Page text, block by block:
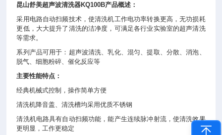
昆山舒美超声波清洗器KQ100B产品概述：
采用电路自动扫频技术，使清洗机工作电功率转换更高，无功损耗
更低，大大提升了清洗的洁净度，可满足各行业实验室的超声清洗
等需求。
系列产品可用于：超声波清洗、乳化、混匀、提取、分散、消泡、
脱气、细胞粉碎、催化反应等
主要性能特点：
经典机械式控制，操作简单方便
清洗机降音盖、清洗槽均采用优质不锈钢
清洗机电路具有自动扫频功能，能产生连续脉冲射流，使清洗效果
更明显，工作更稳定